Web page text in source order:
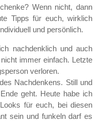
Wenn nicht, dann
Tipps für euch, wirklich
und persönlich.
nachdenklich und auch
immer einfach. Letzte
verloren.
Nachdenkens. Still und
geht. Heute habe ich
für euch, bei diesen
sein und funkeln darf es